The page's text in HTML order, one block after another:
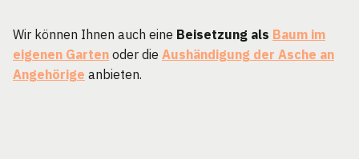
Wir können Ihnen auch eine Beisetzung als Baum im
eigenen Garten oder die Aushändigung der Asche an
Angehörige anbieten.